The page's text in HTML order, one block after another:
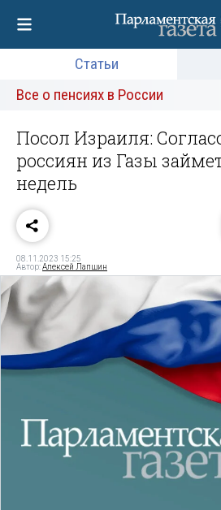
Статьи
Все о пенсиях в России
Посол Израиля:
россиян из Газы
недель
08.11.2023 15:25
Автор:Алексей Лапшин